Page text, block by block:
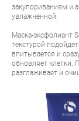
закупориваниям и
увлажненной.
Маска-эксфолиант
текстурой
впитывается и
обновляет клетки.
разглаживает и